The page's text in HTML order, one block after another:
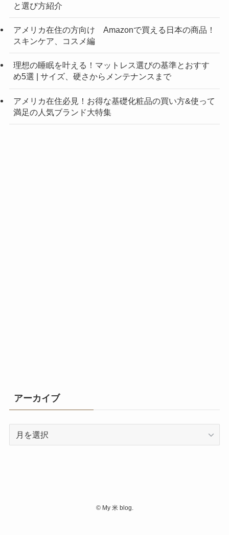
と選び方紹介
アメリカ在住の方向け Amazonで買える日本の商品！
スキンケア、コスメ編
理想の睡眠を叶える！マットレス選びの基準とおすす
め5選 | サイズ、硬さからメンテナンスまで
アメリカ在住必見！お得な基礎化粧品の買い方&使って
満足の人気ブランド大特集
アーカイブ
©My 米 blog.